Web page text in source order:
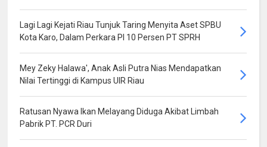
Lagi Lagi Kejati Riau Tunjuk Taring Menyita Aset SPBU
Kota Karo, Dalam Perkara PI 10 Persen PT SPRH
Mey Zeky Halawa', Anak Asli Putra Nias Mendapatkan
Nilai Tertinggi di Kampus UIR Riau
Ratusan Nyawa Ikan Melayang Diduga Akibat Limbah
Pabrik PT. PCR Duri